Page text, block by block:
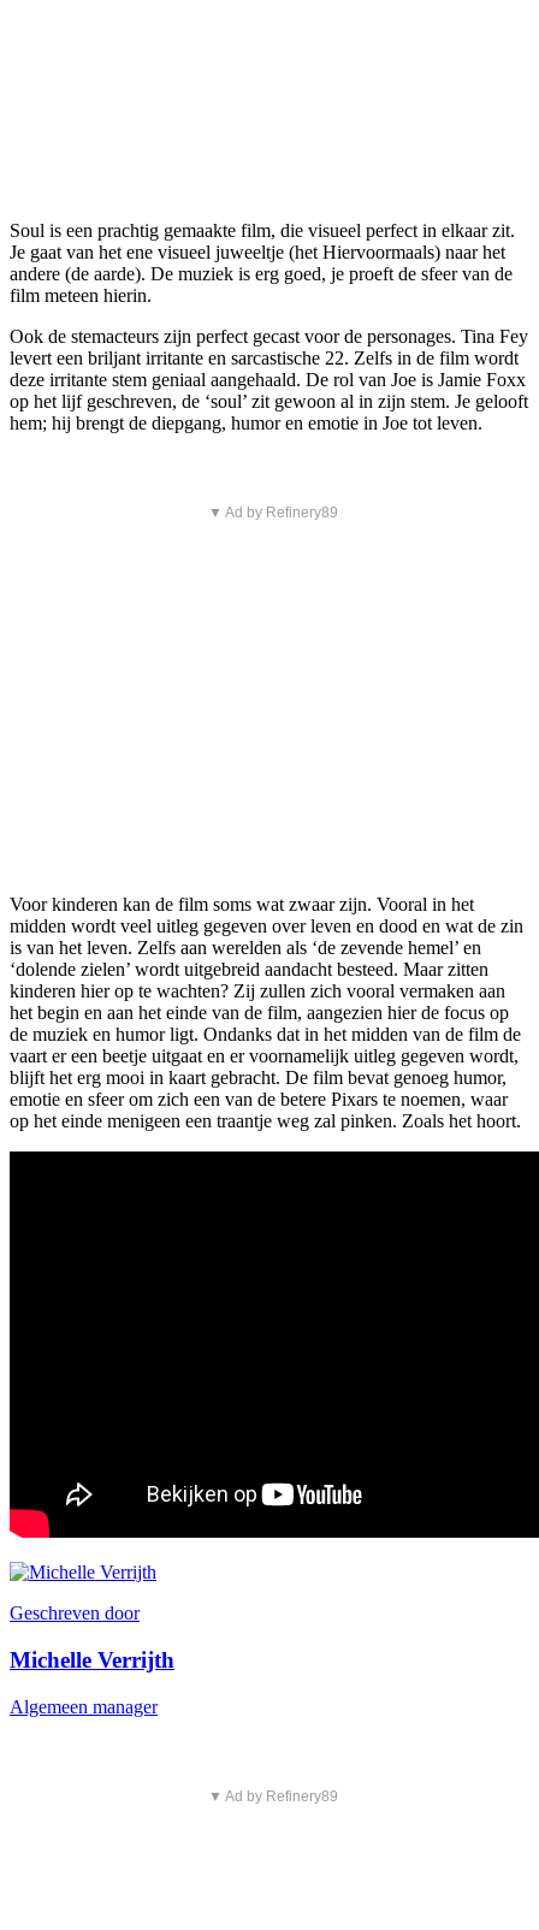
Soul is een prachtig gemaakte film, die visueel perfect in elkaar zit.
Je gaat van het ene visueel juweeltje (het Hiervoormaals) naar het
andere (de aarde). De muziek is erg goed, je proeft de sfeer van de
film meteen hierin.
Ook de stemacteurs zijn perfect gecast voor de personages. Tina Fey
levert een briljant irritante en sarcastische 22. Zelfs in de film wordt
deze irritante stem geniaal aangehaald. De rol van Joe is Jamie Foxx
op het lijf geschreven, de ‘soul’ zit gewoon al in zijn stem. Je gelooft
hem; hij brengt de diepgang, humor en emotie in Joe tot leven.
▼ Ad by Refinery89
Voor kinderen kan de film soms wat zwaar zijn. Vooral in het
midden wordt veel uitleg gegeven over leven en dood en wat de zin
is van het leven. Zelfs aan werelden als ‘de zevende hemel’ en
‘dolende zielen’ wordt uitgebreid aandacht besteed. Maar zitten
kinderen hier op te wachten? Zij zullen zich vooral vermaken aan
het begin en aan het einde van de film, aangezien hier de focus op
de muziek en humor ligt. Ondanks dat in het midden van de film de
vaart er een beetje uitgaat en er voornamelijk uitleg gegeven wordt,
blijft het erg mooi in kaart gebracht. De film bevat genoeg humor,
emotie en sfeer om zich een van de betere Pixars te noemen, waar
op het einde menigeen een traantje weg zal pinken. Zoals het hoort.
Geschreven door
Michelle Verrijth
Algemeen manager
▼ Ad by Refinery89